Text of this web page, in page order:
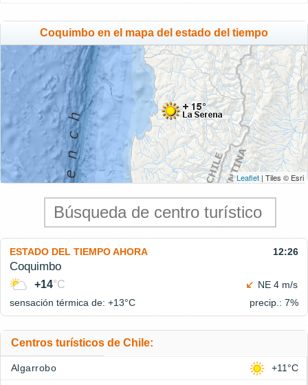
Coquimbo en el mapa del estado del tiempo
Leaflet | Tiles © Esri
ESTADO DEL TIEMPO AHORA 12:26
Coquimbo
+14°C
NE 4 m/s
sensación térmica de: +13°C precip.: 7%
Centros turísticos de Chile:
Algarrobo +11°C